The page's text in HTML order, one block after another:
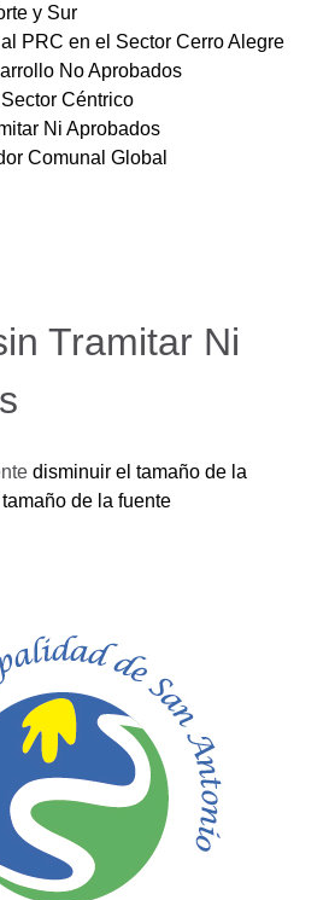
y Sur
PRC en el Sector Cerro Alegre
No Aprobados
Céntrico
Ni Aprobados
Comunal Global
Tramitar Ni
disminuir el tamaño de la
de la fuente